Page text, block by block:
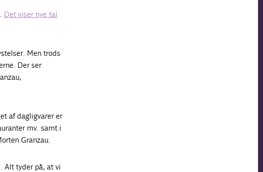
Det viser nye tal
Men trods
Der ser
af dagligvarer er
mv. samt i
Granzau.
Alt tyder på, at vi